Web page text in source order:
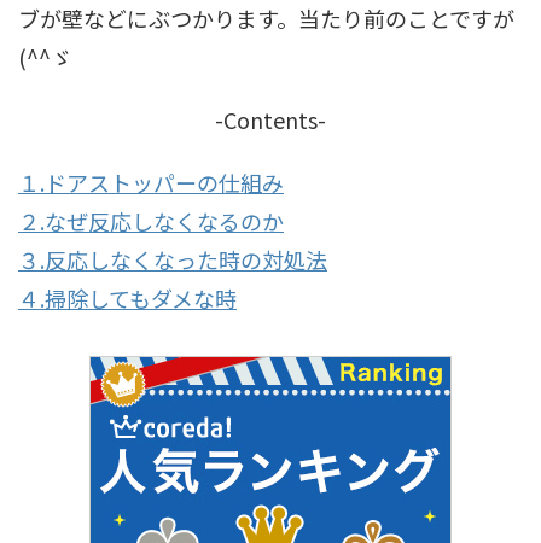
ブが壁などにぶつかります。当たり前のことですが
(^^ゞ
-Contents-
１.ドアストッパーの仕組み
２.なぜ反応しなくなるのか
３.反応しなくなった時の対処法
４.掃除してもダメな時